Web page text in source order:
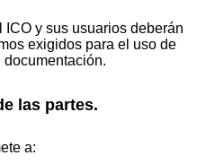
y sus usuarios deberán
exigidos para el uso de
las partes.
a: